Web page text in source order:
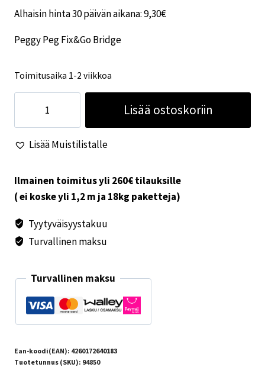
Alhaisin hinta 30 päivän aikana:9,30€
Peggy Peg Fix&Go Bridge
Toimitusaika 1-2 viikkoa
Fix&Go
Bridge
Lisää ostoskoriin
Lisää Muistilistalle
Ilmainen toimitus yli 260€ tilauksille
( ei koske yli 1,2 m ja 18kg paketteja)
Tyytyväisyystakuu
Turvallinen maksu
Turvallinen maksu
Ean-koodi(EAN): 4260172640183
Tuotetunnus (SKU): 94850